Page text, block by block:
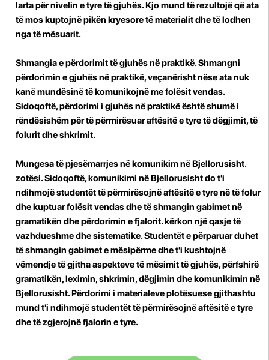
larta për nivelin e tyre të gjuhës. Kjo mund të rezultojë që ata
të mos kuptojnë pikën kryesore të materialit dhe të lodhen
nga të mësuarit.
Shmangia e përdorimit të gjuhës në praktikë. Shmangni
përdorimin e gjuhës në praktikë, veçanërisht nëse ata nuk
kanë mundësinë të komunikojnë me folësit vendas.
Sidoqoftë, përdorimi i gjuhës në praktikë është shumë i
rëndësishëm për të përmirësuar aftësitë e tyre të dëgjimit, të
folurit dhe shkrimit.
Mungesa të pjesëmarrjes në komunikim në Bjellorusisht.
zotësi. Sidoqoftë, komunikimi në Bjellorusisht do t'i
ndihmojë studentët të përmirësojnë aftësitë e tyre në të folur
dhe kuptuar folësit vendas dhe të shmangin gabimet në
gramatikën dhe përdorimin e fjalorit. kërkon një qasje të
vazhdueshme dhe sistematike. Studentët e përparuar duhet
të shmangin gabimet e mësipërme dhe t'i kushtojnë
vëmendje të gjitha aspekteve të mësimit të gjuhës, përfshirë
gramatikën, leximin, shkrimin, dëgjimin dhe komunikimin në
Bjellorusisht. Përdorimi i materialeve plotësuese gjithashtu
mund t'i ndihmojë studentët të përmirësojnë aftësitë e tyre
dhe të zgjerojnë fjalorin e tyre.